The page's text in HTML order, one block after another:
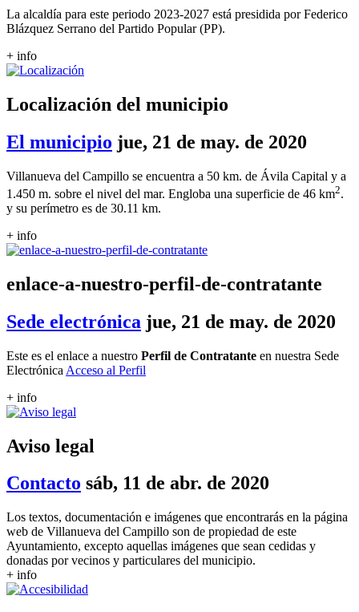
La alcaldía para este periodo 2023-2027 está presidida por Federico
Blázquez Serrano del Partido Popular (PP).
+ info
Localización del municipio
El municipio jue, 21 de may. de 2020
Villanueva del Campillo se encuentra a 50 km. de Ávila Capital y a
1.450 m. sobre el nivel del mar. Engloba una superficie de 46 km2.
y su perímetro es de 30.11 km.
+ info
enlace-a-nuestro-perfil-de-contratante
Sede electrónica jue, 21 de may. de 2020
Este es el enlace a nuestro Perfil de Contratante en nuestra Sede
Electrónica Acceso al Perfil
+ info
Aviso legal
Contacto sáb, 11 de abr. de 2020
Los textos, documentación e imágenes que encontrarás en la página
web de Villanueva del Campillo son de propiedad de este
Ayuntamiento, excepto aquellas imágenes que sean cedidas y
donadas por vecinos y particulares del municipio.
+ info